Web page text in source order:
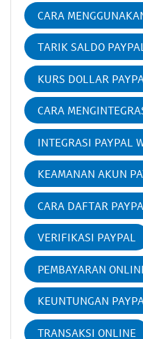
CARA
TARIK SALDO
KURS DOLLAR
CARA
INTEGRASI PAYPAL
KEAMANAN AKUN
CARA DAFTAR
VERIFIKASI PAYPAL
PEMBAYARAN
KEUNTUNGAN
TRANSAKSI ONLINE